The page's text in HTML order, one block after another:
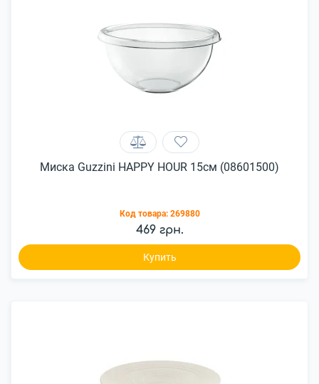
Миска Guzzini HAPPY HOUR 15см (08601500)
Код товара: 269880
469 грн.
Купить